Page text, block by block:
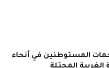
المستوطنين في أنحاء